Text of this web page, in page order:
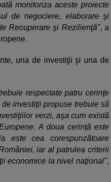
monitoriza aceste proiecte
de negociere, elaborare şi
Recuperare şi Rezilienţă", a
una de investiţii şi una de
respectate patru cerinţe
investiţii propuse trebuie să
verzi, aşa cum există
A doua cerinţă este
este cea corespunzătoare
iar al patrulea criterii
economice la nivel naţional",